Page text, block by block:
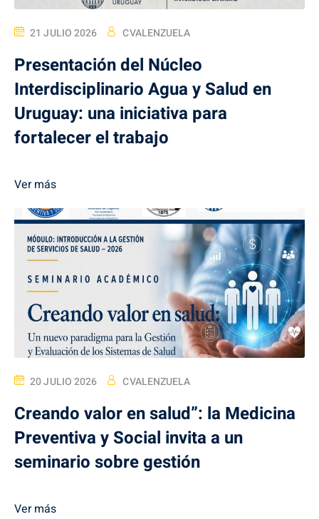
21 JULIO 2026 CVALENZUELA
Presentación del Núcleo
Interdisciplinario Agua y Salud en
Uruguay: una iniciativa para
fortalecer el trabajo
Ver más
20 JULIO 2026 CVALENZUELA
Creando valor en salud”: la Medicina
Preventiva y Social invita a un
seminario sobre gestión
Ver más